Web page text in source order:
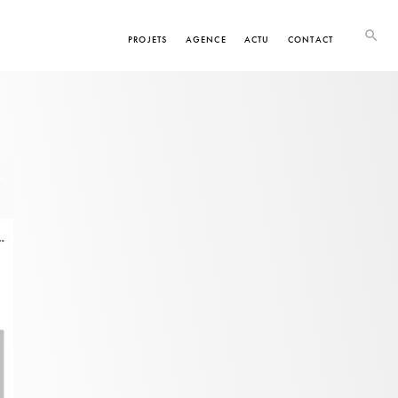
PROJETS AGENCE ACTU CONTACT